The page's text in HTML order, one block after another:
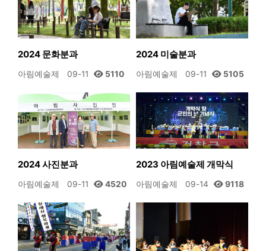
2024 문화분과
아림예술제 09-11 5110
2024 미술분과
아림예술제 09-11 5105
2024 사진분과
아림예술제 09-11 4520
2023 아림예술제 개막식
아림예술제 09-14 9118